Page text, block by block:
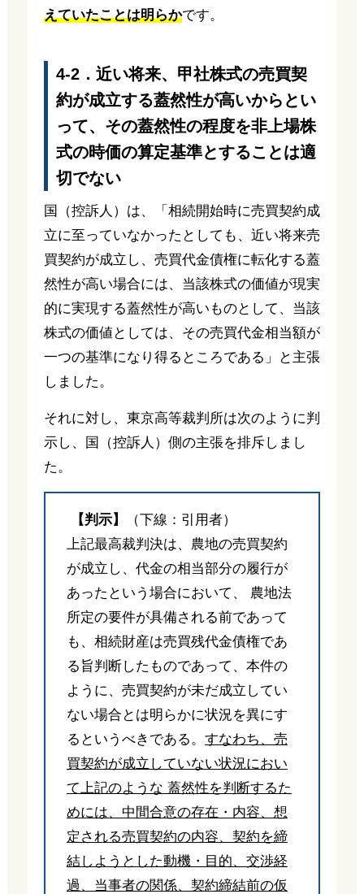
えていたことは明らかです。
4-2．近い将来、甲社株式の売買契
約が成立する蓋然性が高いからとい
って、その蓋然性の程度を非上場株
式の時価の算定基準とすることは適
切でない
国（控訴人）は、「相続開始時に売買契約成
立に至っていなかったとしても、近い将来売
買契約が成立し、売買代金債権に転化する蓋
然性が高い場合には、当該株式の価値が現実
的に実現する蓋然性が高いものとして、当該
株式の価値としては、その売買代金相当額が
一つの基準になり得るところである」と主張
しました。
それに対し、東京高等裁判所は次のように判
示し、国（控訴人）側の主張を排斥しまし
た。
【判示】
（下線：引用者）
上記最高裁判決は、農地の売買契約
が成立し、代金の相当部分の履行が
あったという場合において、 農地法
所定の要件が具備される前であって
も、相続財産は売買残代金債権であ
る旨判断したものであって、本件の
ように、売買契約が未だ成立してい
ない場合とは明らかに状況を異にす
るというべきである。 すなわち、売
買契約が成立していない状況におい
て上記のような 蓋然性を判断するた
めには、中間合意の存在・内容、想
定される売買契約の内容、契約を締
結しようとした動機・目的、交渉経
過、当事者の関係、契約締結前の仮